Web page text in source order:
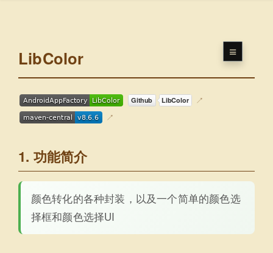
LibColor
1. 功能简介
颜色转化的各种封装，以及一个简单的颜色选
择框和颜色选择UI